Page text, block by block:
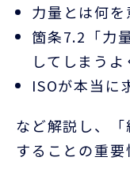
力量とは何
箇条7.2 「力
してしまう
ISOが本当に
など解説し、
することの重要